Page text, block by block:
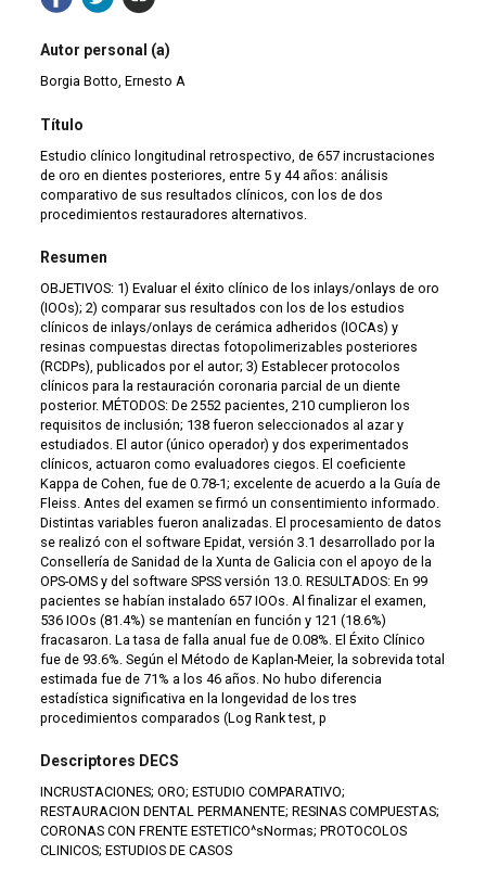
Autor personal (a)
Borgia Botto, Ernesto A
Título
Estudio clínico longitudinal retrospectivo, de 657 incrustaciones
de oro en dientes posteriores, entre 5 y 44 años: análisis
comparativo de sus resultados clínicos, con los de dos
procedimientos restauradores alternativos.
Resumen
OBJETIVOS: 1) Evaluar el éxito clínico de los inlays/onlays de oro
(IOOs); 2) comparar sus resultados con los de los estudios
clínicos de inlays/onlays de cerámica adheridos (IOCAs) y
resinas compuestas directas fotopolimerizables posteriores
(RCDPs), publicados por el autor; 3) Establecer protocolos
clínicos para la restauración coronaria parcial de un diente
posterior. MÉTODOS: De 2552 pacientes, 210 cumplieron los
requisitos de inclusión; 138 fueron seleccionados al azar y
estudiados. El autor (único operador) y dos experimentados
clínicos, actuaron como evaluadores ciegos. El coeficiente
Kappa de Cohen, fue de 0.78-1; excelente de acuerdo a la Guía de
Fleiss. Antes del examen se firmó un consentimiento informado.
Distintas variables fueron analizadas. El procesamiento de datos
se realizó con el software Epidat, versión 3.1 desarrollado por la
Consellería de Sanidad de la Xunta de Galicia con el apoyo de la
OPS-OMS y del software SPSS versión 13.0. RESULTADOS: En 99
pacientes se habían instalado 657 IOOs. Al finalizar el examen,
536 IOOs (81.4%) se mantenían en función y 121 (18.6%)
fracasaron. La tasa de falla anual fue de 0.08%. El Éxito Clínico
fue de 93.6%. Según el Método de Kaplan-Meier, la sobrevida total
estimada fue de 71% a los 46 años. No hubo diferencia
estadística significativa en la longevidad de los tres
procedimientos comparados (Log Rank test, p
Descriptores DECS
INCRUSTACIONES; ORO; ESTUDIO COMPARATIVO;
RESTAURACION DENTAL PERMANENTE; RESINAS COMPUESTAS;
CORONAS CON FRENTE ESTETICO^sNormas; PROTOCOLOS
CLINICOS; ESTUDIOS DE CASOS